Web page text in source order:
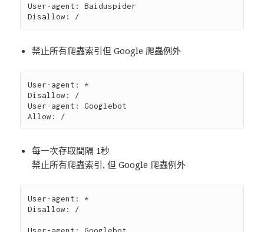
User-agent: Baiduspider
禁止所有爬蟲索引但 Google 爬蟲例外
User-agent: *
Disallow: /
User-agent: Googlebot
每一次存取間隔 1秒
禁止所有爬蟲索引, 但 Google 爬蟲例外
User-agent: *
Disallow: /
User-agent: Googlebot